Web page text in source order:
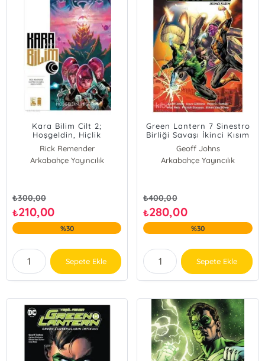
Kara Bilim Cilt 2;
Hoşgeldin, Hiçlik
Rick Remender
Arkabahçe Yayıncılık
₺300,00
₺210,00
%30
Sepete Ekle
Green Lantern 7 Sinestro
Birliği Savaşı İkinci Kısım
Geoff Johns
Arkabahçe Yayıncılık
₺400,00
₺280,00
%30
Sepete Ekle